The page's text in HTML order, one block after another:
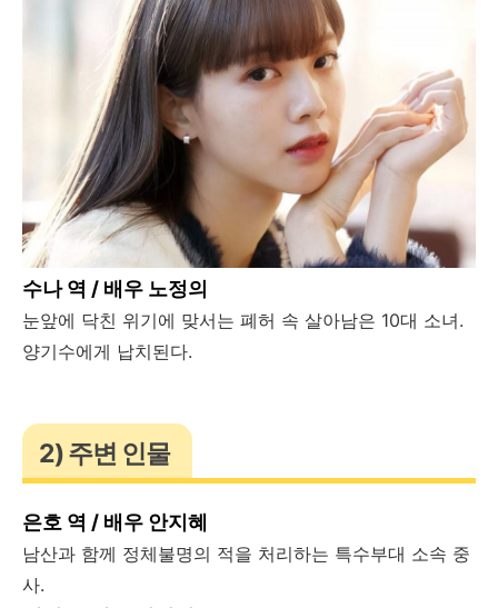
수나 역 / 배우 노정의
눈앞에 닥친 위기에 맞서는 폐허 속 살아남은 10대 소녀.
양기수에게 납치된다.
2) 주변 인물
은호 역 / 배우 안지혜
남산과 함께 정체불명의 적을 처리하는 특수부대 소속 중
사.